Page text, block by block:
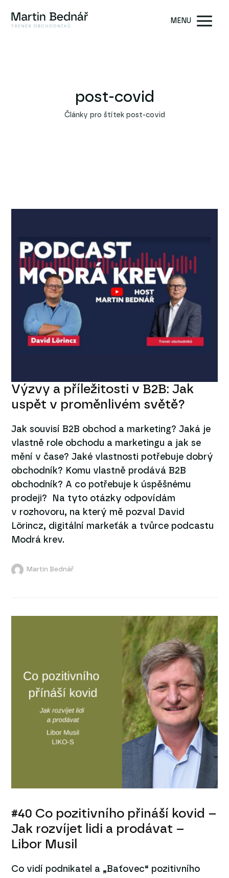
MENU
post-covid
Články pro štítek post-covid
Výzvy a příležitosti v B2B: Jak
uspět v proměnlivém světě?
Jak souvisí B2B obchod a marketing? Jaká je
vlastně role obchodu a marketingu a jak se
mění v čase? Jaké vlastnosti potřebuje dobrý
obchodník? Komu vlastně prodává B2B
obchodník? A co potřebuje k úspěšnému
prodeji? Na tyto otázky odpovídám
v rozhovoru, na který mě pozval David
Lörincz, digitální markeťák a tvůrce podcastu
Modrá krev.
Martin Bednář
#40 Co pozitivního přináší kovid –
Jak rozvíjet lidi a prodávat –
Libor Musil
Co vidí podnikatel a „Baťovec“ pozitivního